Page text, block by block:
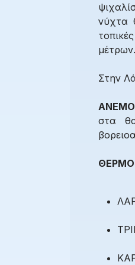
νύχτα
μέτρων.
Στην
στα